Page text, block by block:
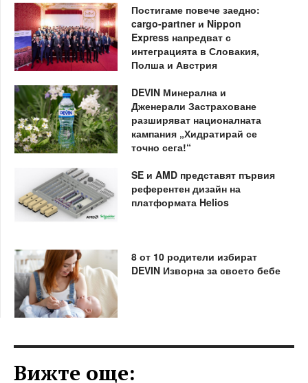
Постигаме повече заедно:
cargo-partner и Nippon
Express напредват с
интеграцията в Словакия,
Полша и Австрия
DEVIN Минерална и
Дженерали Застраховане
разширяват националната
кампания „Хидратирай се
точно сега!“
SE и AMD представят първия
референтен дизайн на
платформата Helios
8 от 10 родители избират
DEVIN Изворна за своето бебе
Вижте още: